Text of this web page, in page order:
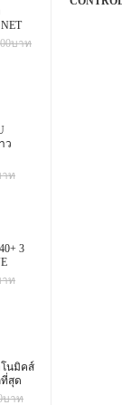
บาท
ว
าท
3
าท
นมิคส์
ที่สุด
บาท